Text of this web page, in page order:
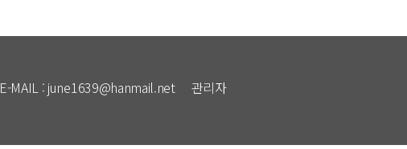
E-MAIL : june1639@hanmail.net
관리자